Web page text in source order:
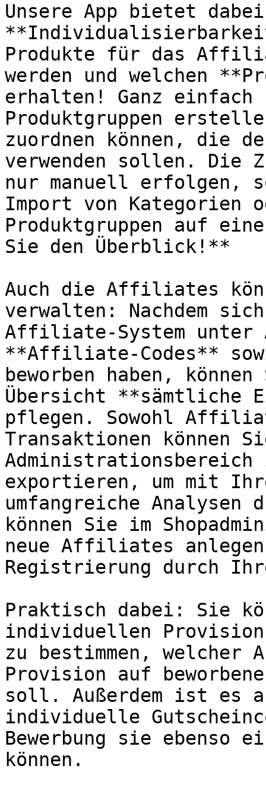
Unsere App bietet
Produkte für das
werden und welchen
erhalten! Ganz
Produktgruppen
zuordnen können, die
verwenden sollen. Die
nur manuell erfolgen,
Import von Kategorien
Produktgruppen auf
Sie den Überblick!**
Auch die Affiliates
verwalten: Nachdem
Affiliate-System unter
**Affiliate-Codes**
beworben haben,
Übersicht **sämtliche
pflegen. Sowohl
Transaktionen können
Administrationsbereich
exportieren, um mit
umfangreiche Analysen
können Sie im
neue Affiliates
Registrierung durch
Praktisch dabei: Sie
individuellen
zu bestimmen,
Provision auf
soll. Außerdem ist es
individuelle
Bewerbung sie ebenso
können.